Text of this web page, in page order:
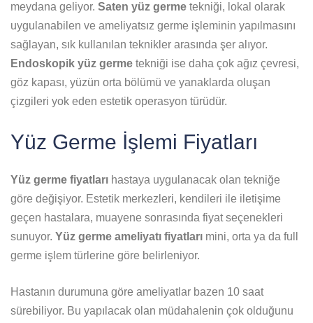
meydana geliyor. Saten yüz germe tekniği, lokal olarak
uygulanabilen ve ameliyatsız germe işleminin yapılmasını
sağlayan, sık kullanılan teknikler arasında şer alıyor.
Endoskopik yüz germe tekniği ise daha çok ağız çevresi,
göz kapası, yüzün orta bölümü ve yanaklarda oluşan
çizgileri yok eden estetik operasyon türüdür.
Yüz Germe İşlemi Fiyatları
Yüz germe fiyatları hastaya uygulanacak olan tekniğe
göre değişiyor. Estetik merkezleri, kendileri ile iletişime
geçen hastalara, muayene sonrasında fiyat seçenekleri
sunuyor. Yüz germe ameliyatı fiyatları mini, orta ya da full
germe işlem türlerine göre belirleniyor.
Hastanın durumuna göre ameliyatlar bazen 10 saat
sürebiliyor. Bu yapılacak olan müdahalenin çok olduğunu